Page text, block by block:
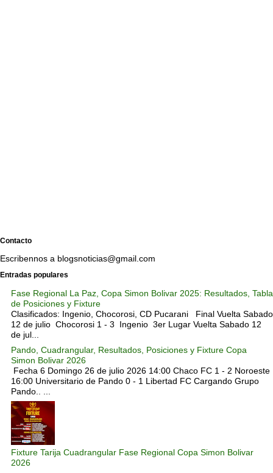
Contacto
Escribennos a blogsnoticias@gmail.com
Entradas populares
Fase Regional La Paz, Copa Simon Bolivar 2025: Resultados, Tabla
de Posiciones y Fixture
Clasificados: Ingenio, Chocorosi, CD Pucarani Final Vuelta Sabado
12 de julio Chocorosi 1 - 3 Ingenio 3er Lugar Vuelta Sabado 12
de jul...
Pando, Cuadrangular, Resultados, Posiciones y Fixture Copa
Simon Bolivar 2026
Fecha 6 Domingo 26 de julio 2026 14:00 Chaco FC 1 - 2 Noroeste
16:00 Universitario de Pando 0 - 1 Libertad FC Cargando Grupo
Pando.. ...
Fixture Tarija Cuadrangular Fase Regional Copa Simon Bolivar
2026